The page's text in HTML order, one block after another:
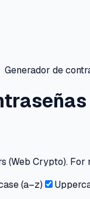
Generador de
Crypto). For
(a–z)